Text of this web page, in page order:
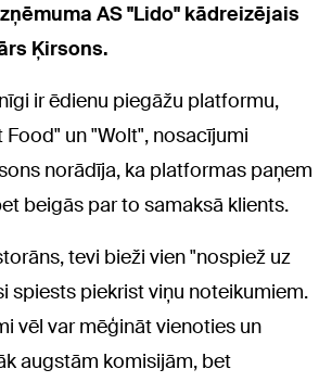
AS "Lido" kādreizējais
Ķirsons.
ir ēdienu piegāžu platformu,
un "Wolt", nosacījumi
norādīja, ka platformas paņem
beigās par to samaksā klients.
tevi bieži vien "nospiež uz
spiests piekrist viņu noteikumiem.
vēl var mēģināt vienoties un
augstām komisijām, bet